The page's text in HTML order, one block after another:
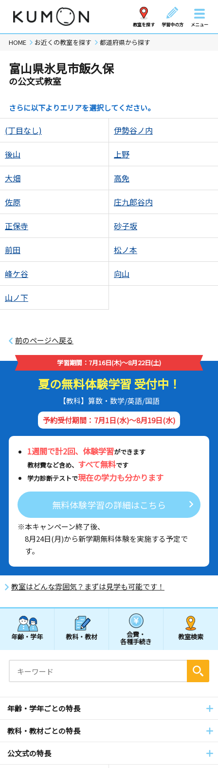
教室を探す 学習中の方 メニュー
HOME お近くの教室を探す 都道府県から探す
富山県氷見市飯久保
の公文式教室
さらに以下よりエリアを選択してください。
(丁目なし) 伊勢谷ノ内
後山 上野
大畑 高免
佐原 庄九郎谷内
正保寺 砂子坂
前田 松ノ本
峰ケ谷 向山
山ノ下
前のページへ戻る
学習期間：7月16日(木)～8月22日(土)
夏の無料体験学習 受付中！
【教科】算数・数学/英語/国語
予約受付期間：7月1日(水)～8月19日(水)
1週間で計2回、体験学習ができます
教材費など含め、 すべて無料です
学力診断テストで現在の学力も分かります
無料体験学習の詳細はこちら
※本キャンペーン終了後、
8月24日(月)から新学期無料体験を実施する予定で
す。
教室はどんな雰囲気？まずは見学も可能です！
年齢・学年 教科・教材 会費・
各種手続き
教室検索
年齢・学年ごとの特長
教科・教材ごとの特長
公文式の特長